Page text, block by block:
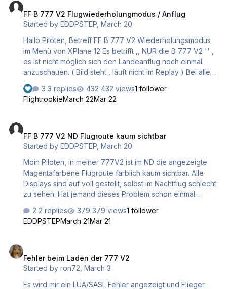
FF B 777 V2 Flugwiederholungmodus / Anflug
Started byEDDPSTEP ,March 20
Hallo Piloten, Betreff FF B 777 V2 Wiederholungsmodus
im Menü von XPlane 12 Es betrifft ,, NUR die B 777 V2 '' ,
es ist nicht möglich sich den Landeanflug noch einmal
anzuschauen. ( Bild steht , läuft nicht im Replay ) Bei allen
anderen ,, anderen Flugzeugen'' funktioniert der
Wiederholungsmodus . Vielen Dank für Eure Antworten,
Step
3 replies 432 views1 follower
FlightrookieMarch 22Mar 22
FF B 777 V2 ND Flugroute kaum sichtbar
Started byEDDPSTEP ,March 20
Moin Piloten, in meiner 777V2 ist im ND die angezeigte
Magentafarbene Flugroute farblich kaum sichtbar. Alle
Displays sind auf voll gestellt, selbst im Nachtflug schlecht
zu sehen. Hat jemand dieses Problem schon einmal
Dank für Eure Antworten. Lg Step
2 replies 379 views1 follower
EDDPSTEPMarch 21Mar 21
Fehler beim Laden der 777 V2
Started byron72 ,March 3
Es wird mir ein LUA/SASL Fehler angezeigt und Flieger